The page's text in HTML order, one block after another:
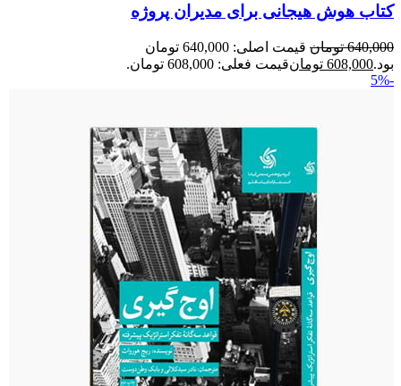
کتاب هوش هیجانی برای مدیران پروژه
640,000 تومان
قیمت اصلی: 640,000 تومان
بود.608,000 تومانقیمت فعلی: 608,000 تومان.
-5%